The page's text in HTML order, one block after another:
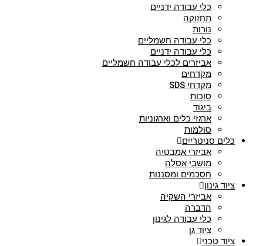
כלי עבודה ידניים
תחזוקה
נורות
כלי עבודה חשמליים
כלי עבודה ידניים
אביזרים לכלי עבודה חשמליים
מקדחים
מקדחי SDS
סוכות
ביגוד
ארגזי כלים וארגוניות
סולמות
כלים סניטריים
אביזרי אמבטיה
מושבי אסלה
חסכמים ומסננות
ציוד גינון
אביזרי השקיה
הדברה
כלי עבודה לגינון
ציוד גן
ציוד טכני